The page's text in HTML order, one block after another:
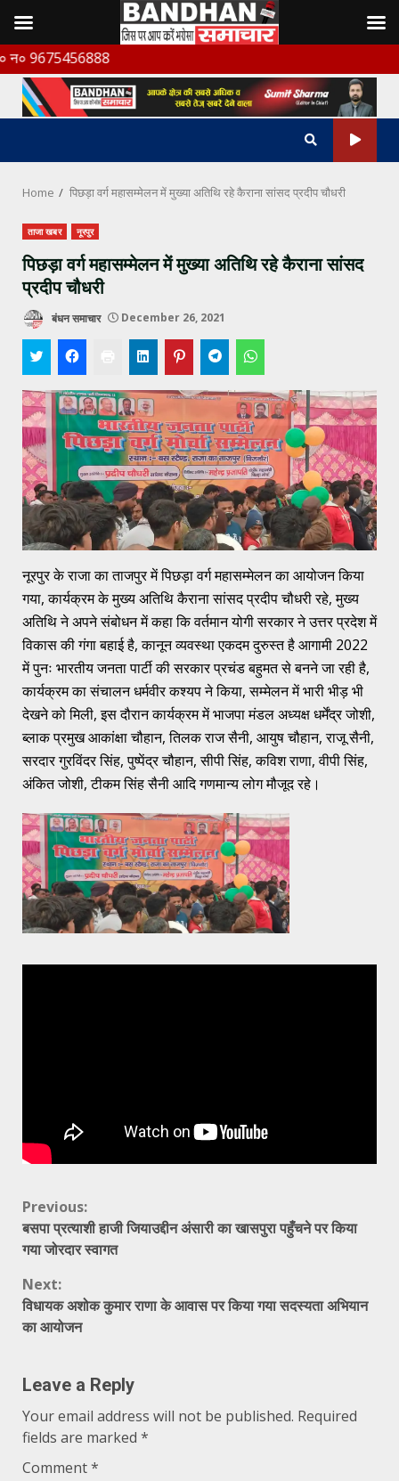
Skip
to
content
Home पिछड़ा वर्ग महासम्मेलन में मुख्या अतिथि रहे कैराना सांसद प्रदीप चौधरी
ताजा खबर नूरपुर
पिछड़ा वर्ग महासम्मेलन में मुख्या अतिथि रहे कैराना सांसद
प्रदीप चौधरी
बंधन समाचार December 26, 2021
नूरपुर के राजा का ताजपुर में पिछड़ा वर्ग महासम्मेलन का आयोजन किया
गया, कार्यक्रम के मुख्य अतिथि कैराना सांसद प्रदीप चौधरी रहे, मुख्य
अतिथि ने अपने संबोधन में कहा कि वर्तमान योगी सरकार ने उत्तर प्रदेश में
विकास की गंगा बहाई है, कानून व्यवस्था एकदम दुरुस्त है आगामी 2022
में पुनः भारतीय जनता पार्टी की सरकार प्रचंड बहुमत से बनने जा रही है,
कार्यक्रम का संचालन धर्मवीर कश्यप ने किया, सम्मेलन में भारी भीड़ भी
देखने को मिली, इस दौरान कार्यक्रम में भाजपा मंडल अध्यक्ष धर्मेंद्र जोशी,
ब्लाक प्रमुख आकांक्षा चौहान, तिलक राज सैनी, आयुष चौहान, राजू सैनी,
सरदार गुरविंदर सिंह, पुष्पेंद्र चौहान, सीपी सिंह, कविश राणा, वीपी सिंह,
अंकित जोशी, टीकम सिंह सैनी आदि गणमान्य लोग मौजूद रहे।
Continue
Reading
Previous:
बसपा प्रत्याशी हाजी जियाउद्दीन अंसारी का खासपुरा पहुँचने पर किया
गया जोरदार स्वागत
Next:
विधायक अशोक कुमार राणा के आवास पर किया गया सदस्यता अभियान
का आयोजन
Leave a Reply
Your email address will not be published. Required
fields are marked *
Comment*